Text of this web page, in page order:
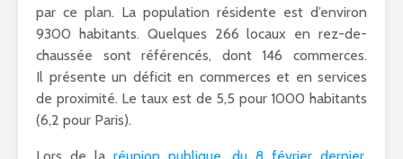
par ce plan. La population résidente est d’environ
9300 habitants. Quelques 266 locaux en rez-de-
chaussée sont référencés, dont 146 commerces.
Il présente un déficit en commerces et en services
de proximité. Le taux est de 5,5 pour 1000 habitants
(6,2 pour Paris).